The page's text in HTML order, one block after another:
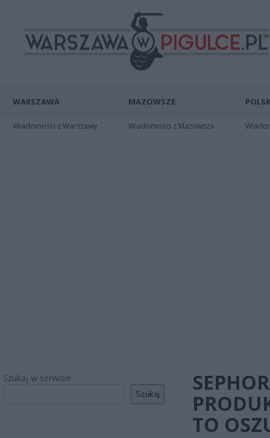
WARSZAWA
Wiadomości z Warszawy
MAZOWSZE
Wiadomości z Mazowsza
Szukaj w serwisie
Szukaj
TO